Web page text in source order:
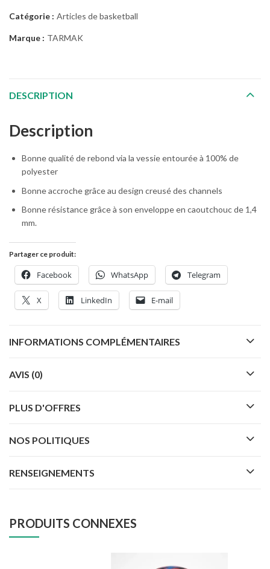
Catégorie : Articles de basketball
Marque : TARMAK
DESCRIPTION
Description
Bonne qualité de rebond via la vessie entourée à 100% de
polyester
Bonne accroche grâce au design creusé des channels
Bonne résistance grâce à son enveloppe en caoutchouc de 1,4
mm.
Partager ce produit:
Facebook WhatsApp Telegram
X LinkedIn E-mail
INFORMATIONS COMPLÉMENTAIRES
AVIS (0)
PLUS D'OFFRES
NOS POLITIQUES
RENSEIGNEMENTS
PRODUITS CONNEXES